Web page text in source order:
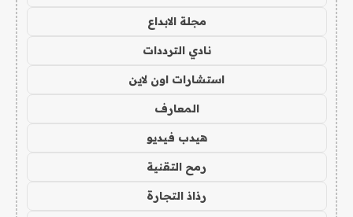
مجلة الابداع
نادي الترددات
استشارات اون لاين
المعارف
هيدب فيديو
رمح التقنية
رذاذ التجارة